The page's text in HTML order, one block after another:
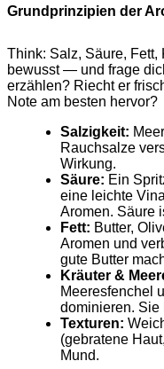
Grundprinzipien der
Think: Salz, Säure, Fett,
bewusst — und frage
erzählen? Riecht er
Note am besten hervor?
Salzigkeit:
Rauchsalze
Wirkung.
Säure: Ein
eine leichte
Aromen. Säure
Fett: Butter,
Aromen und
gute Butter
Kräuter &
Meeresfenchel
dominieren. Sie
Texturen:
(gebratene
Mund.